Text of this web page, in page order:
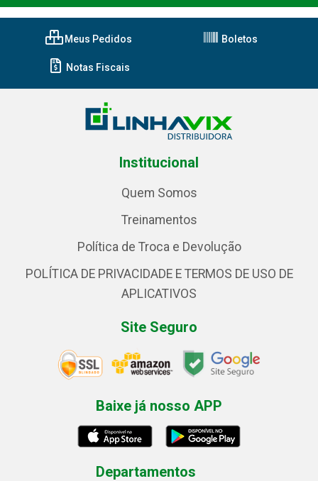
Meus Pedidos Boletos
Notas Fiscais
Institucional
Quem Somos
Treinamentos
Política de Troca e Devolução
POLÍTICA DE PRIVACIDADE E TERMOS DE USO DE
APLICATIVOS
Site Seguro
Baixe já nosso APP
Departamentos